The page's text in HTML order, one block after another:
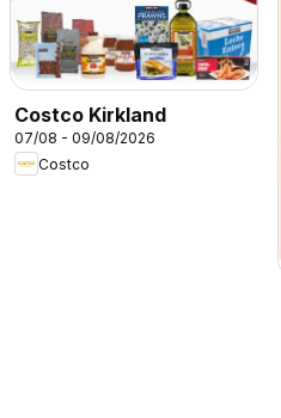
Costco Kirkland
07/08 - 09/08/2026
Costco